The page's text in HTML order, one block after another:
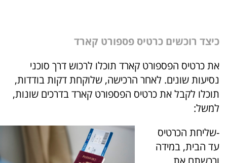
כיצד רוכשים כרטיס פספורט קארד
את כרטיס הפספורט קארד תוכלו לרכוש דרך סוכני
נסיעות שונים. לאחר הרכישה, שלוקחת דקות בודדות,
תוכלו לקבל את כרטיס הפספורט קארד בדרכים שונות,
למשל:
-שליחת הכרטיס
עד הבית, במידה